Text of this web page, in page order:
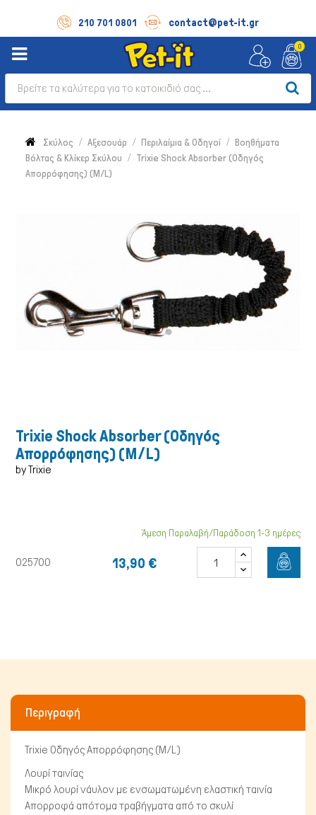
210 701 0801 contact@pet-it.gr
Πτηνά
0
Σκύλος Αξεσουάρ Περιλαίμια & Οδηγοί
Βοηθήματα
Βόλτας & Κλίκερ Σκύλου
Trixie Shock Absorber (Οδηγός
Απορρόφησης) (Μ/L)
Trixie Shock Absorber (Οδηγός
Απορρόφησης) (Μ/L)
by Trixie
025700
Άμεση Παραλαβή/Παράδοση 1-3 ημέρες
13,90 €
Περιγραφή
Trixie Οδηγός Απορρόφησης (Μ/L)
Λουρί ταινίας
Μικρό λουρί νάυλον με ενσωματωμένη ελαστική ταινία
Απορροφά απότομα τραβήγματα από το σκυλί